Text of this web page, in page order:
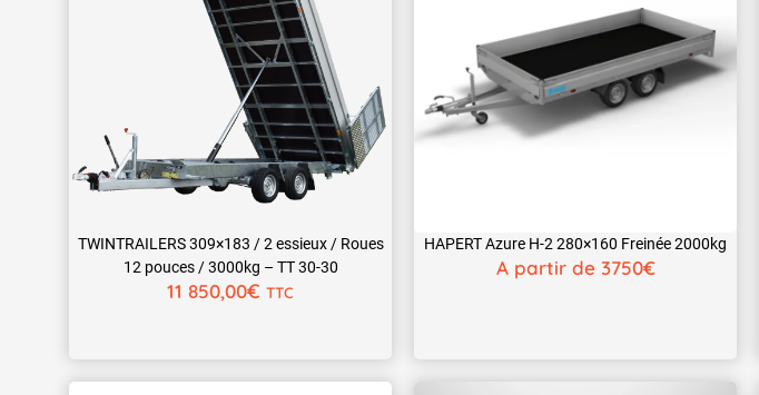
TWINTRAILERS 309×183 / 2 essieux / Roues
12 pouces / 3000kg – TT 30-30
11 850,00€ TTC
HAPERT Azure H-2 280×160 Freinée 2000kg
A partir de 3750€